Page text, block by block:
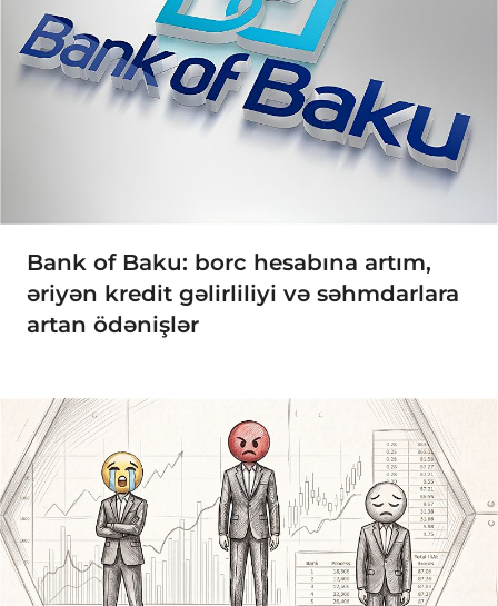
Bank of Baku: borc hesabına artım,
əriyən kredit gəlirliliyi və səhmdarlara
artan ödənişlər